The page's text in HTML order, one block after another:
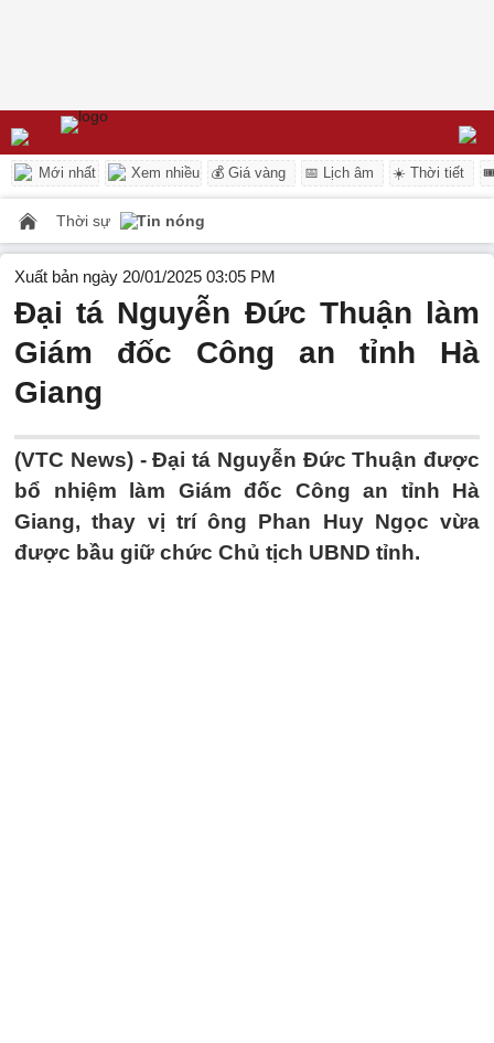
Mới nhất Xem nhiều 💰 Giá vàng 📅 Lịch âm ☀️ Thời tiết
Thời sự Tin nóng
Xuất bản ngày 20/01/2025 03:05 PM
Đại tá Nguyễn Đức Thuận làm
Giám đốc Công an tỉnh Hà
Giang
(VTC News) -Đại tá Nguyễn Đức Thuận được
bổ nhiệm làm Giám đốc Công an tỉnh Hà
Giang, thay vị trí ông Phan Huy Ngọc vừa
được bầu giữ chức Chủ tịch UBND tỉnh.